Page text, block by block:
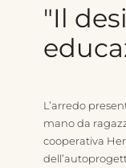
"Il
L’arredo
mano da
cooperativa